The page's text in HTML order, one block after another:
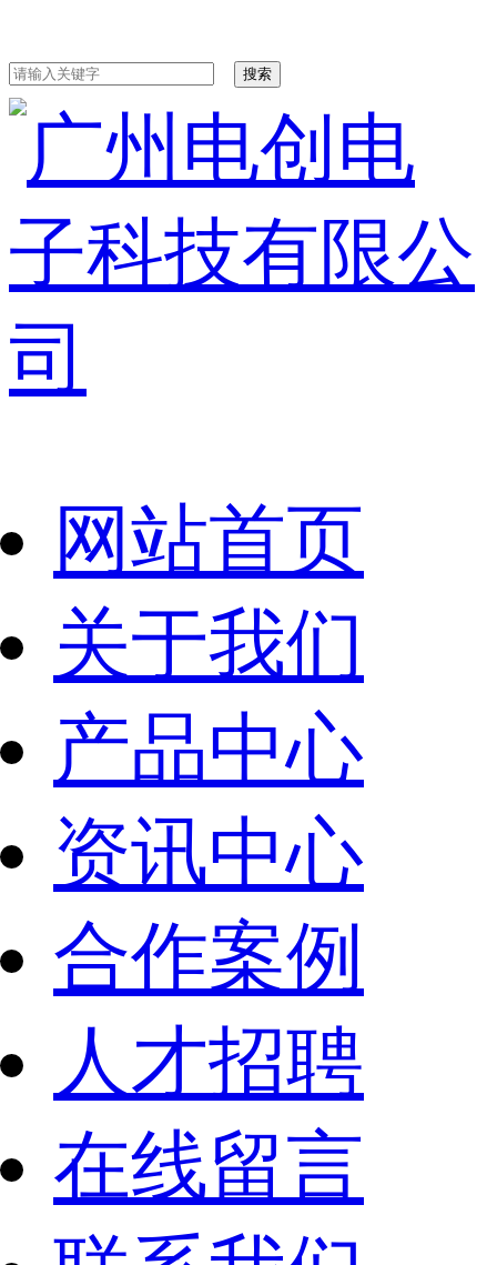
网站首页
关于我们
产品中心
资讯中心
合作案例
人才招聘
在线留言